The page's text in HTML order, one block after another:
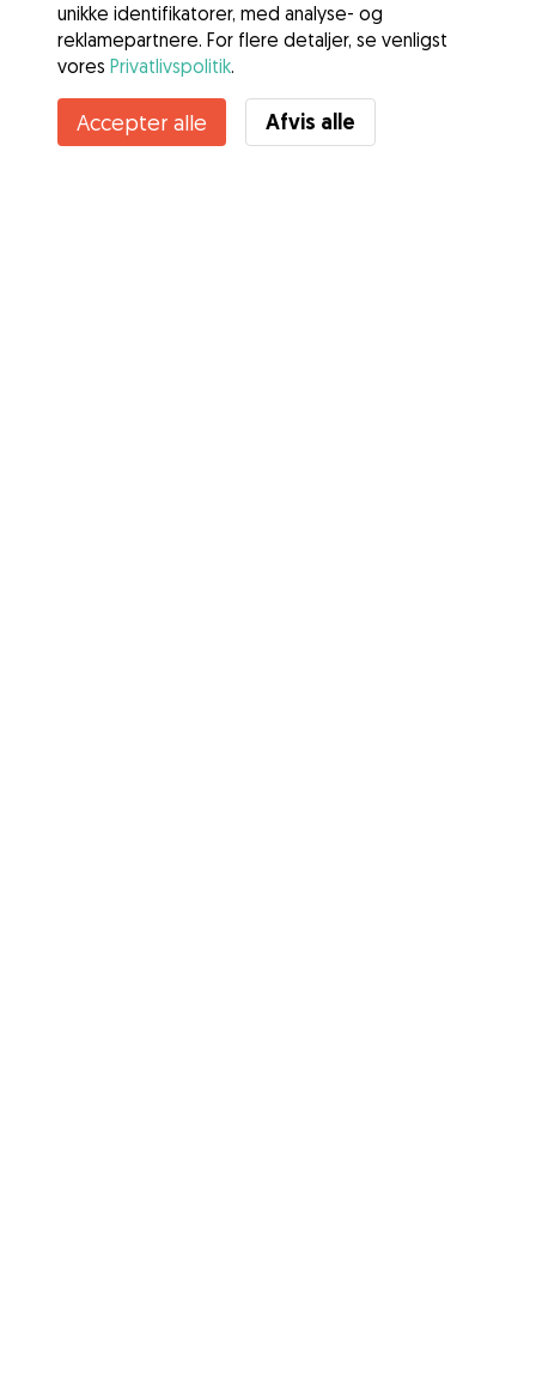
Kontakt Line
Kender du Gudogs fordele? Se mere
unikke identifikatorer, med analyse- og
reklamepartnere. For flere detaljer, se venligst
vores Privatlivspolitik.
Accepter alle Afvis alle